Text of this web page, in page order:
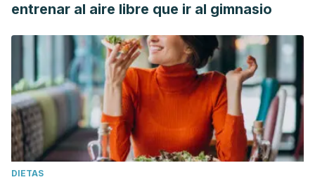
entrenar al aire libre que ir al gimnasio
DIETAS